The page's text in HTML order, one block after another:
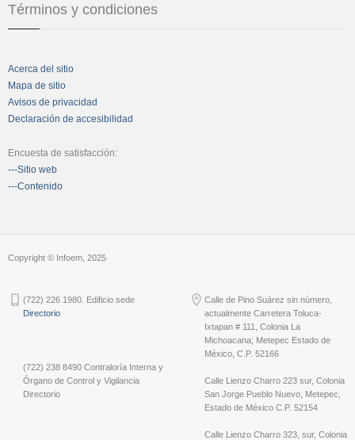
Términos y condiciones
Acerca del sitio
Mapa de sitio
Avisos de privacidad
Declaración de accesibilidad
Encuesta de satisfacción:
---Sitio web
---Contenido
Copyright © Infoem, 2025
(722) 226 1980. Edificio sede
Directorio
(722) 238 8490 Contraloría Interna y
Órgano de Control y Vigilancia
Directorio
Calle de Pino Suárez sin número,
actualmente Carretera Toluca-
Ixtapan # 111, Colonia La
Michoacana; Metepec Estado de
México, C.P. 52166
Calle Lienzo Charro 223 sur, Colonia
San Jorge Pueblo Nuevo, Metepec,
Estado de México C.P. 52154
Calle Lienzo Charro 323, sur, Colonia